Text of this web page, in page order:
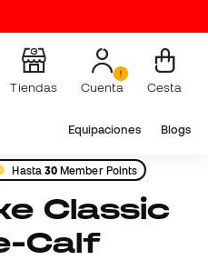
Tiendas Cuenta Cesta
Equipaciones Blogs
Hasta 30 Member Points
Calf